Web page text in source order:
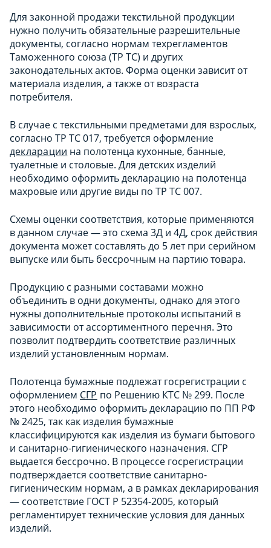
Для законной продажи текстильной продукции
нужно получить обязательные разрешительные
документы, согласно нормам техрегламентов
Таможенного союза (ТР ТС) и других
законодательных актов. Форма оценки зависит от
материала изделия, а также от возраста
потребителя.
В случае с текстильными предметами для взрослых,
согласно ТР ТС 017, требуется оформление
декларации на полотенца кухонные, банные,
туалетные и столовые. Для детских изделий
необходимо оформить декларацию на полотенца
махровые или другие виды по ТР ТС 007.
Схемы оценки соответствия, которые применяются
в данном случае — это схема 3Д и 4Д, срок действия
документа может составлять до 5 лет при серийном
выпуске или быть бессрочным на партию товара.
Продукцию с разными составами можно
объединить в одни документы, однако для этого
нужны дополнительные протоколы испытаний в
зависимости от ассортиментного перечня. Это
позволит подтвердить соответствие различных
изделий установленным нормам.
Полотенца бумажные подлежат госрегистрации с
оформлением СГР по Решению КТС № 299. После
этого необходимо оформить декларацию по ПП РФ
№ 2425, так как изделия бумажные
классифицируются как изделия из бумаги бытового
и санитарно-гигиенического назначения. СГР
выдается бессрочно. В процессе госрегистрации
подтверждается соответствие санитарно-
гигиеническим нормам, а в рамках декларирования
— соответствие ГОСТ Р 52354-2005, который
регламентирует технические условия для данных
изделий.